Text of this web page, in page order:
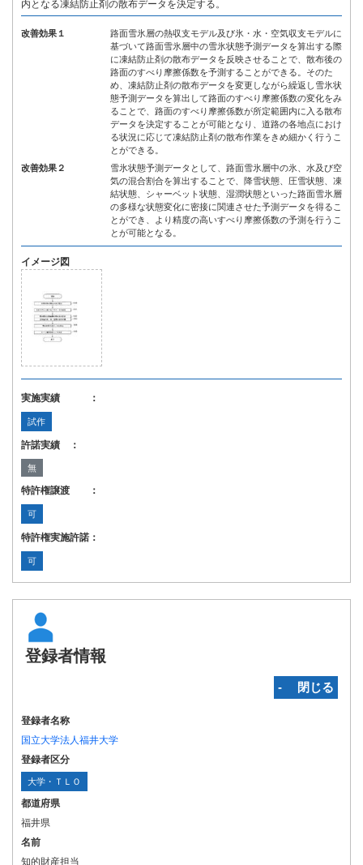
内となる凍結防止剤の散布データを決定する。
改善効果１
路面雪氷層の熱収支モデル及び氷・水・空気収支モデルに
基づいて路面雪氷層中の雪氷状態予測データを算出する際
に凍結防止剤の散布データを反映させることで、散布後の
路面のすべり摩擦係数を予測することができる。そのた
め、凍結防止剤の散布データを変更しながら繰返し雪氷状
態予測データを算出して路面のすべり摩擦係数の変化をみ
ることで、路面のすべり摩擦係数が所定範囲内に入る散布
データを決定することが可能となり、道路の各地点におけ
る状況に応じて凍結防止剤の散布作業をきめ細かく行うこ
とができる。
改善効果２
雪氷状態予測データとして、路面雪氷層中の氷、水及び空
気の混合割合を算出することで、降雪状態、圧雪状態、凍
結状態、シャーベット状態、湿潤状態といった路面雪氷層
の多様な状態変化に密接に関連させた予測データを得るこ
とができ、より精度の高いすべり摩擦係数の予測を行うこ
とが可能となる。
イメージ図
実施実績 ：
試作
許諾実績 ：
無
特許権譲渡 ：
可
特許権実施許諾：
可
登録者情報
‐ 閉じる
登録者名称
国立大学法人福井大学
登録者区分
大学・ＴＬＯ
都道府県
福井県
名前
知的財産担当